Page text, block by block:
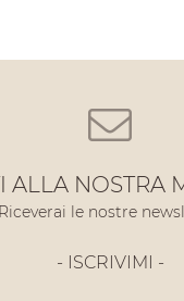
ALLA NOSTRA
Riceverai le nostre
- ISCRIVIMI -